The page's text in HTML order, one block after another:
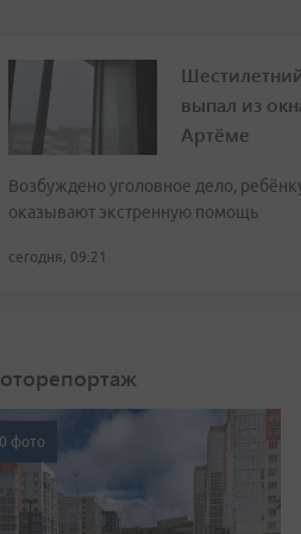
выпал из
Артёме
Возбуждено уголовное дело,
оказывают экстренную помощь
сегодня, 09:21
фото